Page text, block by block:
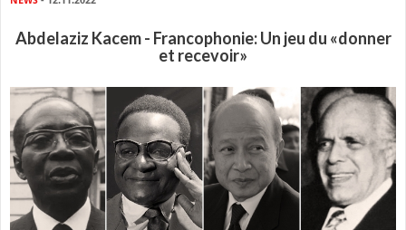
Abdelaziz Kacem - Francophonie: Un jeu du «donner
et recevoir»